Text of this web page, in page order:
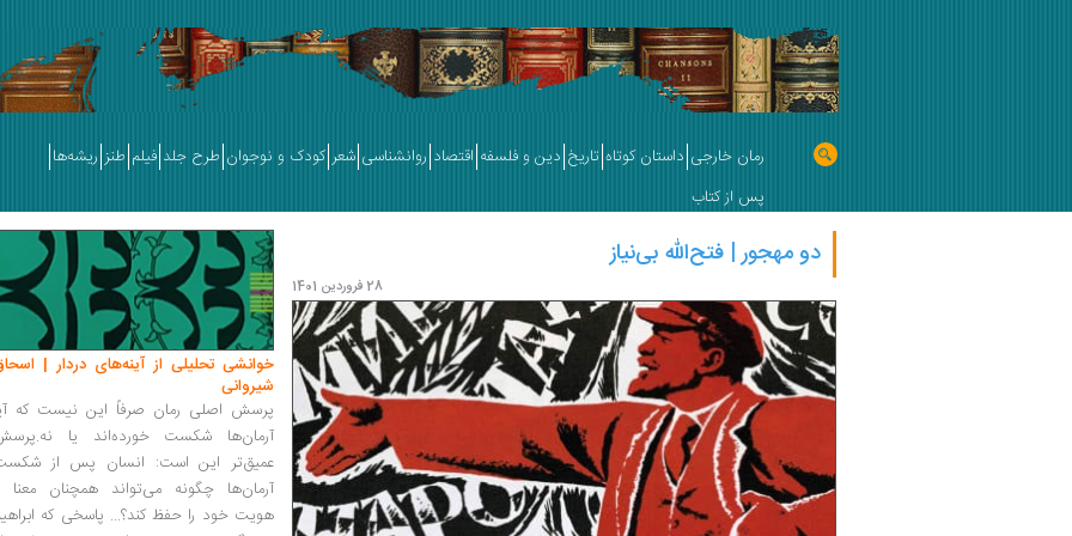
رمان خارجی داستان کوتاه تاریخ دین و فلسفه اقتصاد روانشناسی شعر کودک و نوجوان طرح جلد فیلم طنز ریشه‌ها
پس از کتاب
دو مهجور | فتح‌الله بی‌نیاز
28 فروردین 1401
خوانشی تحلیلی از آینه‌های دردار |
شیروانی
پرسش اصلی رمان صرفاً این نیست که
آرمان‌ها شکست خورده‌اند یا
عمیق‌تر این است: انسان پس از
آرمان‌ها چگونه می‌تواند همچنان معنا
هویت خود را حفظ کند؟... پاسخی که